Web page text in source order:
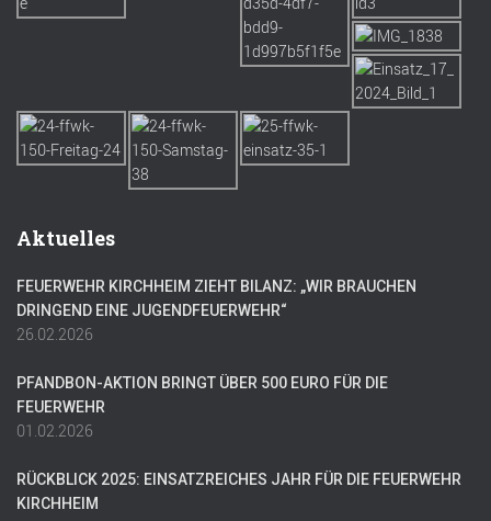
Aktuelles
FEUERWEHR KIRCHHEIM ZIEHT BILANZ: „WIR BRAUCHEN
DRINGEND EINE JUGENDFEUERWEHR“
26.02.2026
PFANDBON-AKTION BRINGT ÜBER 500 EURO FÜR DIE
FEUERWEHR
01.02.2026
RÜCKBLICK 2025: EINSATZREICHES JAHR FÜR DIE FEUERWEHR
KIRCHHEIM